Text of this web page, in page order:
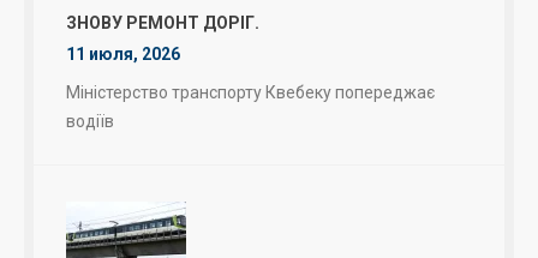
ЗНОВУ РЕМОНТ ДОРІГ.
11 июля, 2026
Міністерство транспорту Квебеку попереджає
водіїв